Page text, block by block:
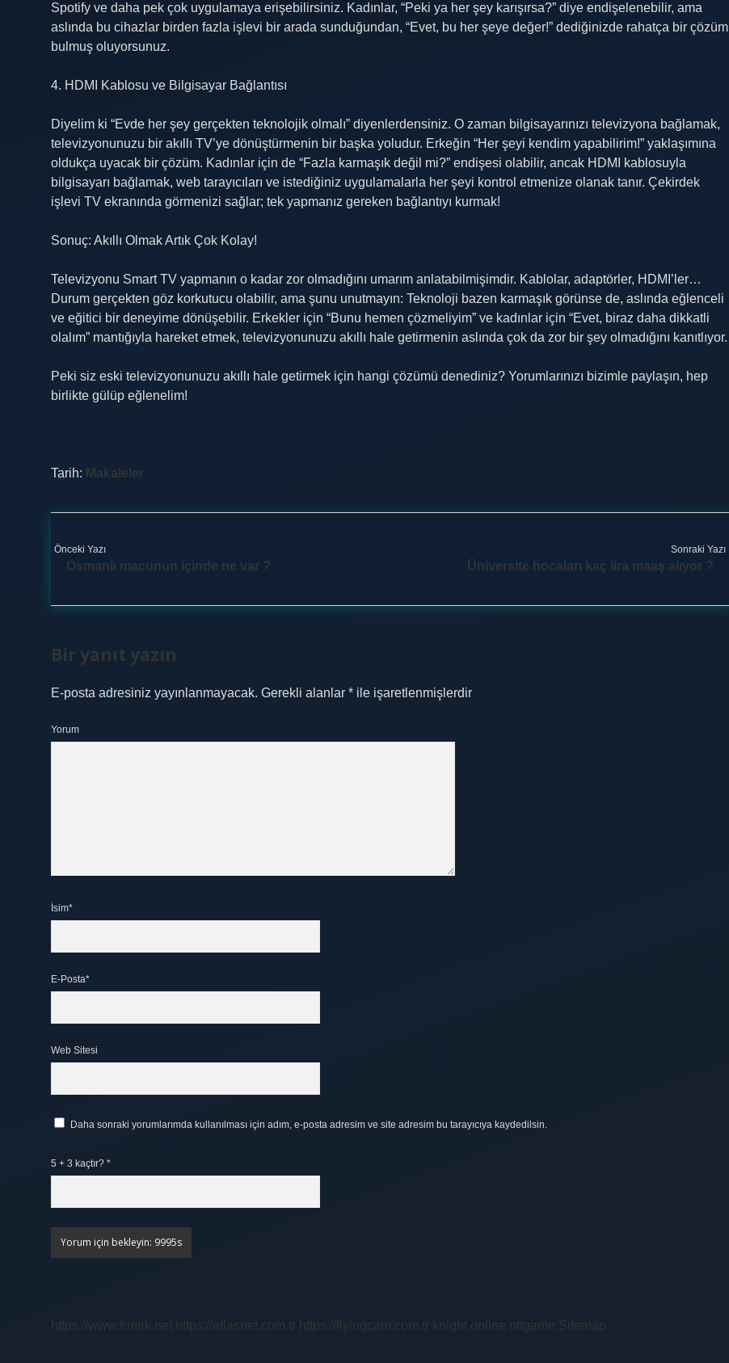
Spotify ve daha pek çok uygulamaya erişebilirsiniz. Kadınlar, “Peki ya her şey karışırsa?” diye endişelenebilir, ama
aslında bu cihazlar birden fazla işlevi bir arada sunduğundan, “Evet, bu her şeye değer!” dediğinizde rahatça bir çözüm
bulmuş oluyorsunuz.
4. HDMI Kablosu ve Bilgisayar Bağlantısı
Diyelim ki “Evde her şey gerçekten teknolojik olmalı” diyenlerdensiniz. O zaman bilgisayarınızı televizyona bağlamak,
televizyonunuzu bir akıllı TV’ye dönüştürmenin bir başka yoludur. Erkeğin “Her şeyi kendim yapabilirim!” yaklaşımına
oldukça uyacak bir çözüm. Kadınlar için de “Fazla karmaşık değil mi?” endişesi olabilir, ancak HDMI kablosuyla
bilgisayarı bağlamak, web tarayıcıları ve istediğiniz uygulamalarla her şeyi kontrol etmenize olanak tanır. Çekirdek
işlevi TV ekranında görmenizi sağlar; tek yapmanız gereken bağlantıyı kurmak!
Sonuç: Akıllı Olmak Artık Çok Kolay!
Televizyonu Smart TV yapmanın o kadar zor olmadığını umarım anlatabilmişimdir. Kablolar, adaptörler, HDMI’ler…
Durum gerçekten göz korkutucu olabilir, ama şunu unutmayın: Teknoloji bazen karmaşık görünse de, aslında eğlenceli
ve eğitici bir deneyime dönüşebilir. Erkekler için “Bunu hemen çözmeliyim” ve kadınlar için “Evet, biraz daha dikkatli
olalım” mantığıyla hareket etmek, televizyonunuzu akıllı hale getirmenin aslında çok da zor bir şey olmadığını kanıtlıyor.
Peki siz eski televizyonunuzu akıllı hale getirmek için hangi çözümü denediniz? Yorumlarınızı bizimle paylaşın, hep
birlikte gülüp eğlenelim!
Tarih: Makaleler
Önceki Yazı
Osmanlı macunun içinde ne var ?
Sonraki Yazı
Üniversite hocaları kaç lira maaş alıyor ?
Bir yanıt yazın
E-posta adresiniz yayınlanmayacak. Gerekli alanlar * ile işaretlenmişlerdir
Yorum
İsim*
E-Posta*
Web Sitesi
Daha sonraki yorumlarımda kullanılması için adım, e-posta adresim ve site adresim bu tarayıcıya kaydedilsin.
5 + 3 kaçtır? *
https://www.frmtrk.net https://atlasnet.com.tr https://flyingcam.com.tr knight online nttgame Sitemap